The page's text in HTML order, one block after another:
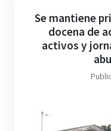
Se mantiene
docena de
activos y